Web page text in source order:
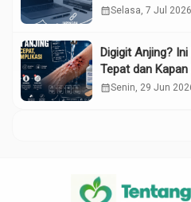
calendar_monthSelasa, 7 Jul 2026
Digigit Anjing?
Tepat dan
calendar_monthSenin, 29 Jun